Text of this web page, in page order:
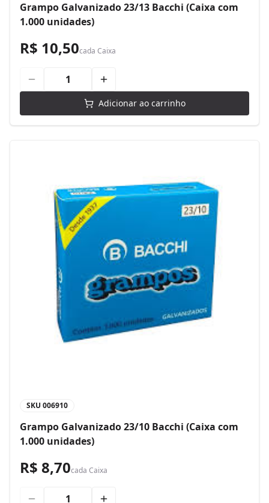
Grampo Galvanizado 23/13 Bacchi (Caixa com
1.000 unidades)
R$ 10,50cada Caixa
Adicionar ao carrinho
SKU 006910
Grampo Galvanizado 23/10 Bacchi (Caixa com
1.000 unidades)
R$ 8,70cada Caixa